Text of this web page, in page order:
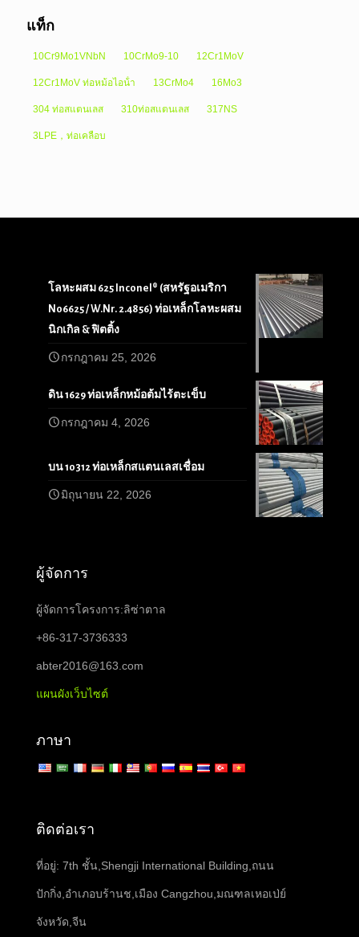
แท็ก
10Cr9Mo1VNbN 10CrMo9-10 12Cr1MoV
12Cr1MoV ท่อหม้อไอน้ํา 13CrMo4 16Mo3
304 ท่อสแตนเลส 310ท่อสแตนเลส 317NS
3LPE，ท่อเคลือบ
โลหะผสม 625 Inconel® (สหรัฐอเมริกา
N06625 / W.Nr. 2.4856) ท่อเหล็กโลหะผสม
นิกเกิล & ฟิตติ้ง
กรกฎาคม 25, 2026
ดิน 1629 ท่อเหล็กหม้อต้มไร้ตะเข็บ
กรกฎาคม 4, 2026
บน 10312 ท่อเหล็กสแตนเลสเชื่อม
มิถุนายน 22, 2026
ผู้จัดการ
ผู้จัดการโครงการ:ลิซ่าตาล
+86-317-3736333
abter2016@163.com
แผนผังเว็บไซต์
ภาษา
ติดต่อเรา
ที่อยู่: 7th ชั้น,Shengji International Building,ถนน
ปักกิ่ง,อำเภอบร้านช,เมือง Cangzhou,มณฑลเหอเป่ย์
จังหวัด,จีน